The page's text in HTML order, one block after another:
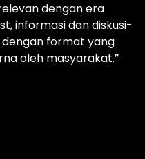
dengan era
informasi dan diskusi-
dengan format yang
oleh masyarakat.”